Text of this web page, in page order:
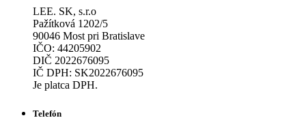
LEE. SK, s.r.o
Pažítková 1202/5
90046 Most pri Bratislave
IČO: 44205902
DIČ 2022676095
IČ DPH: SK2022676095
Je platca DPH.
Telefón